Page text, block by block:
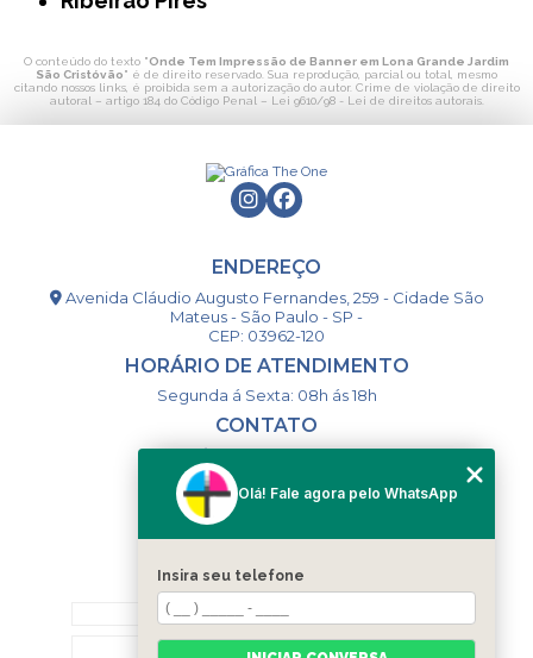
O conteúdo do texto "Onde Tem Impressão de Banner em Lona Grande Jardim
São Cristóvão" é de direito reservado. Sua reprodução, parcial ou total, mesmo
citando nossos links, é proibida sem a autorização do autor. Crime de violação de direito
autoral – artigo 184 do Código Penal – Lei 9610/98 - Lei de direitos autorais.
ENDEREÇO
Avenida Cláudio Augusto Fernandes, 259 - Cidade São
Mateus - São Paulo - SP -
CEP: 03962-120
HORÁRIO DE ATENDIMENTO
Segunda á Sexta: 08h ás 18h
CONTATO
(11) 98993-9556
togsm1@gmail.com
MENU
HOME
Olá! Fale agora pelo WhatsApp
Insira seu telefone